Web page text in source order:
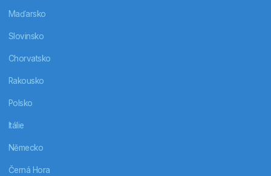
Maďarsko
Slovinsko
Chorvatsko
Rakousko
Polsko
Itálie
Německo
Černá Hora